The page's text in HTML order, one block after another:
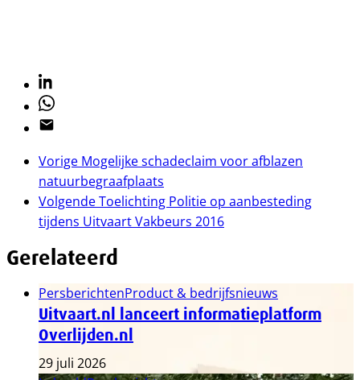
Linkedin
Whatsapp
Email
Vorige Mogelijke schadeclaim voor afblazen
natuurbegraafplaats
VolgendeToelichting Politie op aanbesteding
tijdens Uitvaart Vakbeurs 2016
Gerelateerd
PersberichtenProduct & bedrijfsnieuws
Uitvaart.nl lanceert informatieplatform
Overlijden.nl
29 juli 2026